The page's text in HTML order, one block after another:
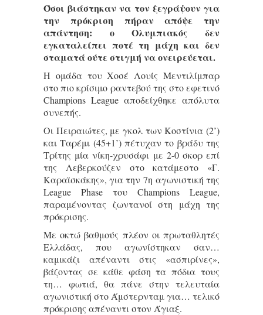
Όσοι βιάστηκαν να τον ξεγράψουν για
την πρόκριση πήραν απόψε την
απάντηση: ο Ολυμπιακός δεν
εγκαταλείπει ποτέ τη μάχη και δεν
σταματά ούτε στιγμή να ονειρεύεται.
Η ομάδα του Χοσέ Λουίς Μεντιλίμπαρ
στο πιο κρίσιμο ραντεβού της στο εφετινό
Champions League αποδείχθηκε απόλυτα
συνεπής.
Οι Πειραιώτες, με γκολ των Κοστίνια (2’)
και Ταρέμι (45+1’) πέτυχαν το βράδυ της
Τρίτης μία νίκη-χρυσάφι με 2-0 σκορ επί
της Λεβερκούζεν στο κατάμεστο «Γ.
Καραϊσκάκης», για την 7η αγωνιστική της
League Phase του Champions League,
παραμένοντας ζωντανοί στη μάχη της
πρόκρισης.
Με οκτώ βαθμούς πλέον οι πρωταθλητές
Ελλάδας, που αγωνίστηκαν σαν…
καμικάζι απέναντι στις «ασπιρίνες»,
βάζοντας σε κάθε φάση τα πόδια τους
τη… φωτιά, θα πάνε στην τελευταία
αγωνιστική στο Άμστερνταμ για… τελικό
πρόκρισης απέναντι στον Άγιαξ.